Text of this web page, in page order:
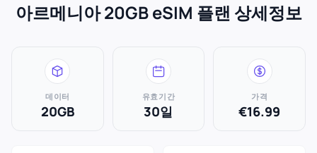
아르메니아 20GB eSIM 플랜 상세정보
데이터
20GB
유효기간
30일
가격
€16.99